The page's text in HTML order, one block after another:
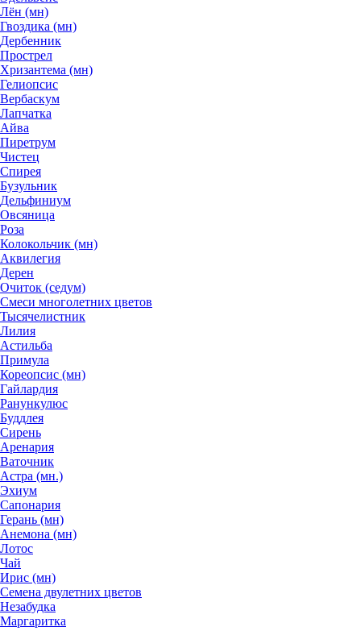
Лён (мн)
Гвоздика (мн)
Дербенник
Прострел
Хризантема (мн)
Гелиопсис
Вербаскум
Лапчатка
Айва
Пиретрум
Чистец
Спирея
Бузульник
Дельфиниум
Овсяница
Роза
Колокольчик (мн)
Аквилегия
Дерен
Очиток (седум)
Смеси многолетних цветов
Тысячелистник
Лилия
Астильба
Примула
Кореопсис (мн)
Гайлардия
Ранункулюс
Буддлея
Сирень
Аренария
Ваточник
Астра (мн.)
Эхиум
Сапонария
Герань (мн)
Анемона (мн)
Лотос
Чай
Ирис (мн)
Семена двулетних цветов
Незабудка
Маргаритка